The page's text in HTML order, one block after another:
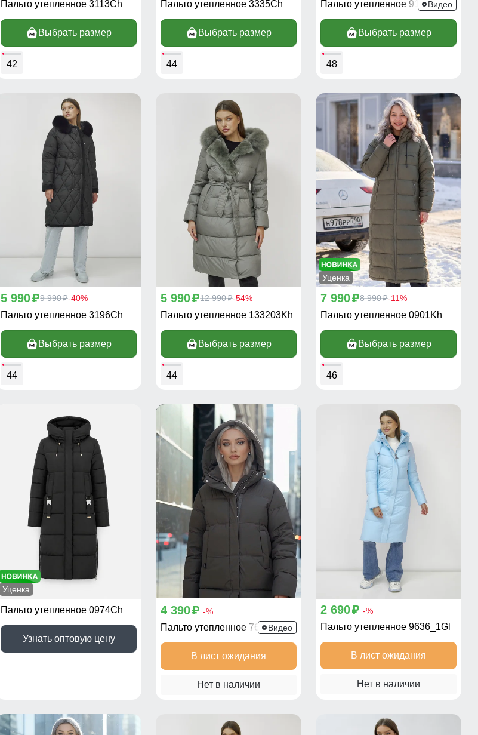
Пальто утепленное 3113Ch
Выбрать размер
42
Пальто утепленное 3335Ch
Выбрать размер
44
Пальто утепленное 916_1LP
Видео
Выбрать размер
48
5 990p9 990p-40%
Пальто утепленное 3196Ch
Выбрать размер
44
5 990p12 990p-54%
Пальто утепленное 133203Kh
Выбрать размер
44
Уценка
7 990p8 990p-11%
Пальто утепленное 0901Kh
Выбрать размер
46
Уценка
Пальто утепленное 0974Ch
Узнать оптовую цену
4 390p -%
Пальто утепленное 7618TK
Видео
В лист ожидания
Нет в наличии
2 690p -%
Пальто утепленное 9636_1Gl
В лист ожидания
Нет в наличии